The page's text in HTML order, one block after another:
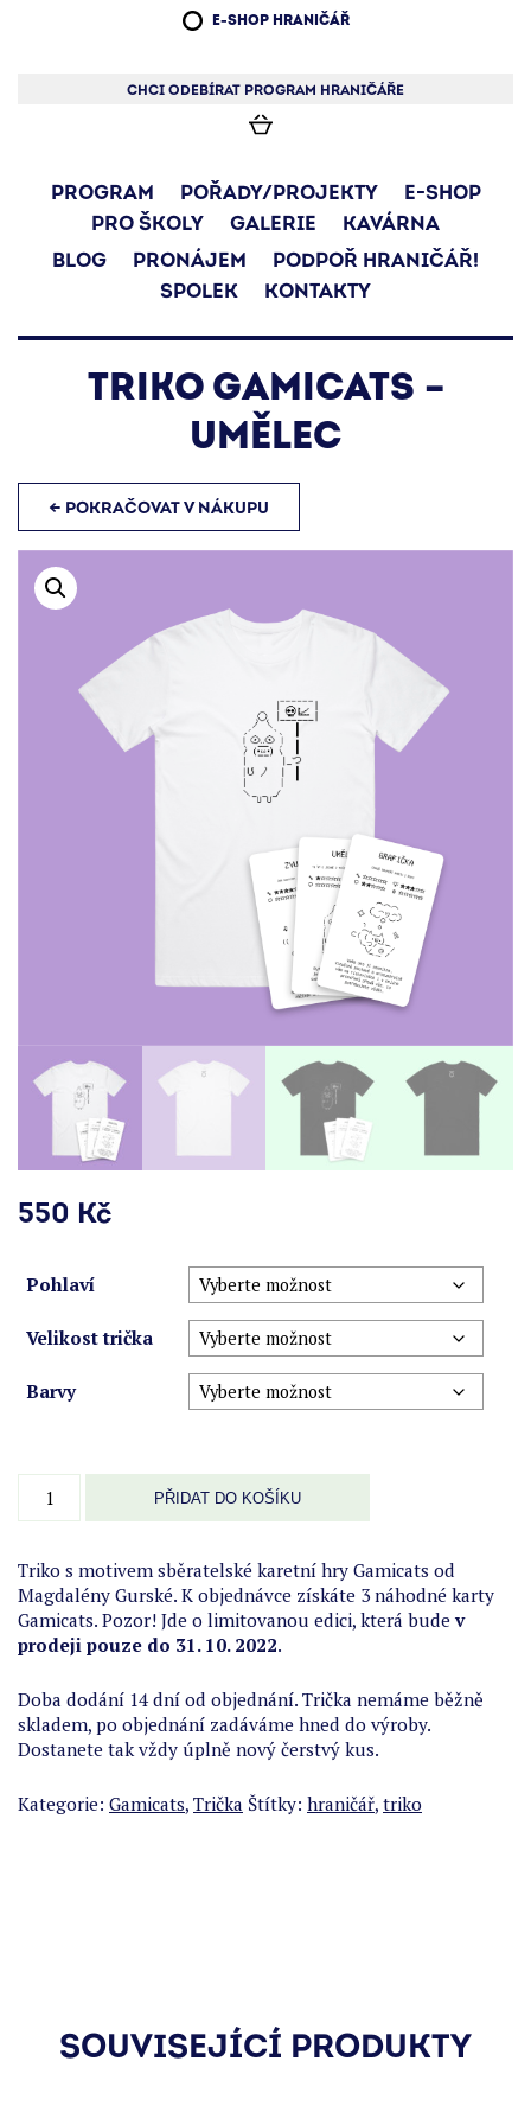
E-SHOP HRANIČÁŘ
CHCI ODEBÍRAT PROGRAM HRANIČÁŘE
PROGRAM POŘADY/PROJEKTY
E-SHOP
PRO ŠKOLY
GALERIE
KAVÁRNA
BLOG
PRONÁJEM
PODPOŘ HRANIČÁŘ!
SPOLEK
KONTAKTY
TRIKO GAMICATS –
UMĚLEC
← POKRAČOVAT V NÁKUPU
550 Kč
Pohlaví
Velikost trička
Barvy
Gamicats
umělec
množství
PŘIDAT DO KOŠÍKU
Triko s motivem sběratelské karetní hry Gamicats od
Magdalény Gurské. K objednávce získáte 3 náhodné karty
Gamicats. Pozor! Jde o limitovanou edici, která budev
prodeji pouze do 31. 10. 2022.
Doba dodání 14 dní od objednání. Trička nemáme běžně
skladem, po objednání zadáváme hned do výroby.
Dostanete tak vždy úplně nový čerstvý kus.
Kategorie: Gamicats, Trička Štítky: hraničář, triko
SOUVISEJÍCÍ PRODUKTY